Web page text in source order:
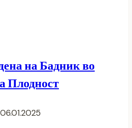
на Бадник во
Плодност
06.01.2025